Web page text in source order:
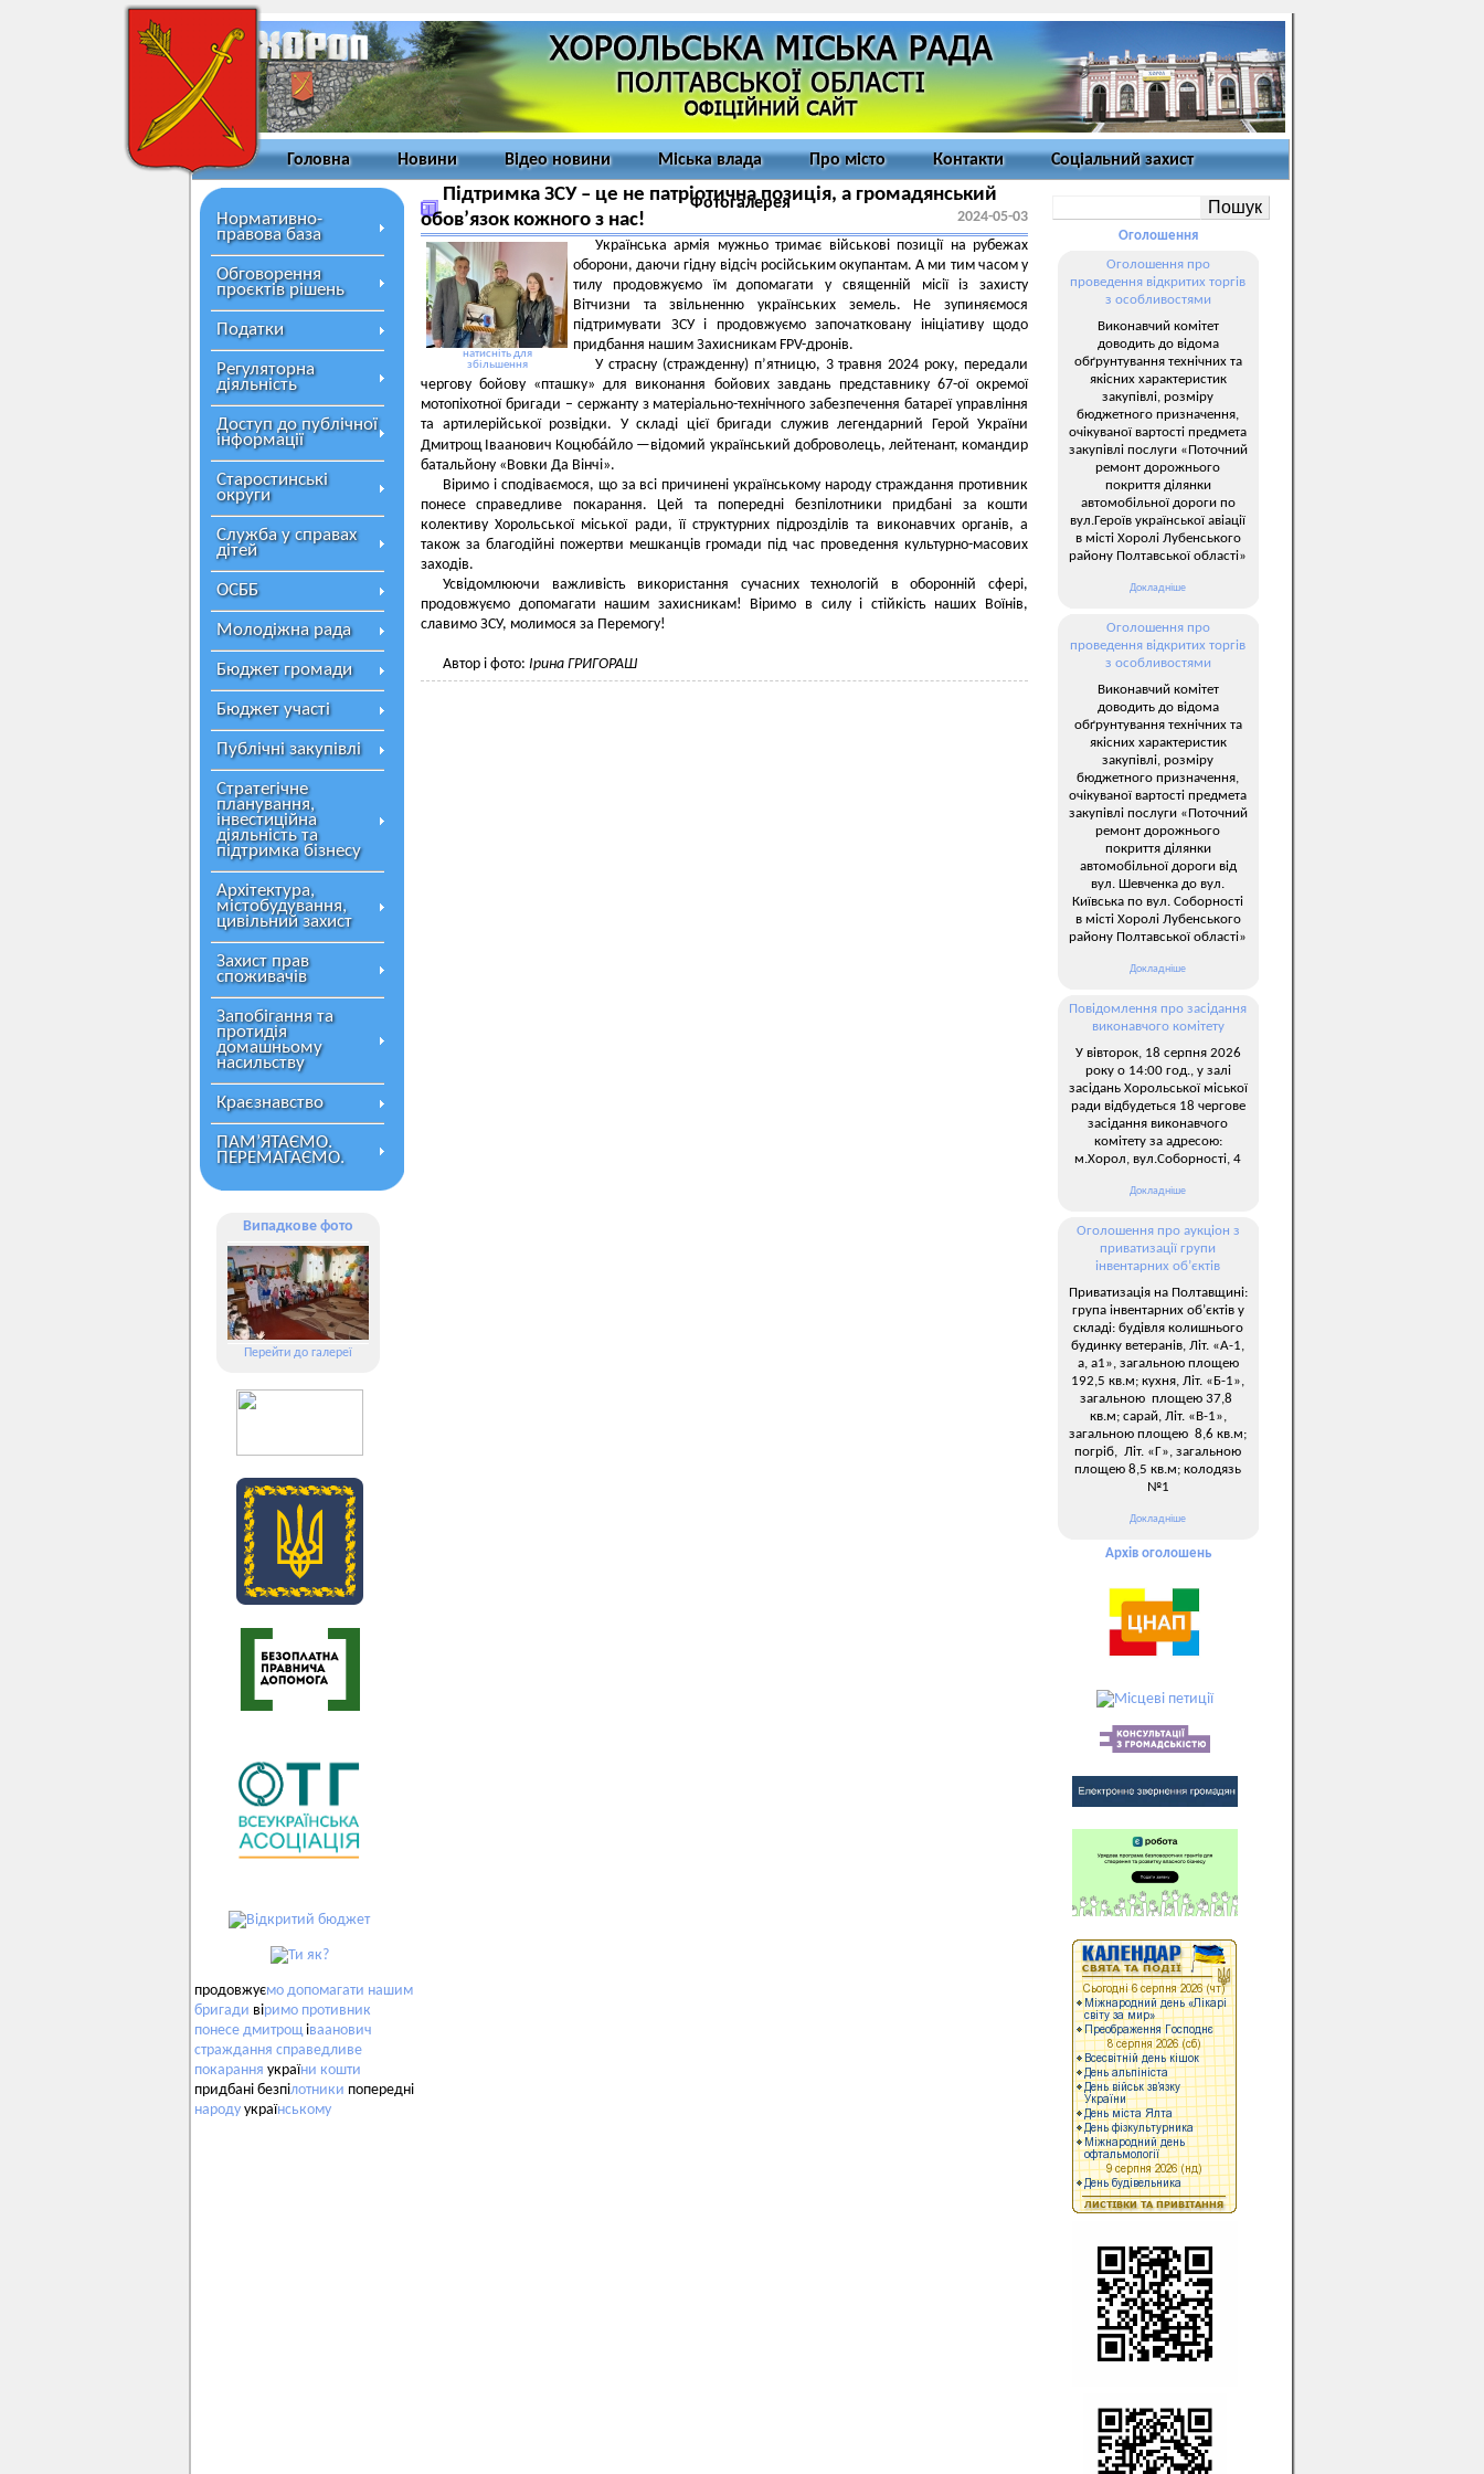
Головна Новини Відео новини Міська влада Про місто Контакти Соціальний захист
Фотогалерея
Нормативно-
правова база
Обговорення
проєктів рішень
Податки
Регуляторна
діяльність
Доступ до публічної
інформації
Старостинські
округи
Служба у справах
дітей
ОСББ
Молодіжна рада
Бюджет громади
Бюджет участі
Публічні закупівлі
Стратегічне
планування,
інвестиційна
діяльність та
підтримка бізнесу
Архітектура,
містобудування,
цивільний захист
Захист прав
споживачів
Запобігання та
протидія
домашньому
насильству
Краєзнавство
ПАМ’ЯТАЄМО.
ПЕРЕМАГАЄМО.
Випадкове фото
Перейти до галереї
продовжуємо допомагати нашим
бригади віримо противник
понесе дмитрощіваанович
страждання справедливе
покарання україни кошти
придбані безпілотники попередні
народу українському
Підтримка ЗСУ – це не патріотична позиція, а громадянський
обов’язок кожного з нас!
2024-05-03
натисніть для
збільшення
Українська армія мужньо тримає військові позиції на рубежах
оборони, даючи гідну відсіч російським окупантам. А ми тим часом у
тилу продовжуємо їм допомагати у священній місії із захисту
Вітчизни та звільненню українських земель. Не зупиняємося
підтримувати ЗСУ і продовжуємо започатковану ініціативу щодо
придбання нашим Захисникам FPV-дронів.
У страсну (стражденну) п’ятницю, 3 травня 2024 року, передали
чергову бойову «пташку» для виконання бойових завдань представнику 67-ої окремої
мотопіхотної бригади – сержанту з матеріально-технічного забезпечення батареї управління
та артилерійської розвідки. У складі цієї бригади служив легендарний Герой України
Дмитрощ Іваанович Коцюба́йло —відомий український доброволець, лейтенант, командир
батальйону «Вовки Да Вінчі».
Віримо і сподіваємося, що за всі причинені українському народу страждання противник
понесе справедливе покарання. Цей та попередні безпілотники придбані за кошти
колективу Хорольської міської ради, її структурних підрозділів та виконавчих органів, а
також за благодійні пожертви мешканців громади під час проведення культурно-масових
заходів.
Усвідомлюючи важливість використання сучасних технологій в оборонній сфері,
продовжуємо допомагати нашим захисникам! Віримо в силу і стійкість наших Воїнів,
славимо ЗСУ, молимося за Перемогу!
Автор і фото: Ірина ГРИГОРАШ
Оголошення
Оголошення про
проведення відкритих торгів
з особливостями
Виконавчий комітет
доводить до відома
обґрунтування технічних та
якісних характеристик
закупівлі, розміру
бюджетного призначення,
очікуваної вартості предмета
закупівлі послуги «Поточний
ремонт дорожнього
покриття ділянки
автомобільної дороги по
вул.Героїв української авіації
в місті Хоролі Лубенського
району Полтавської області»
Докладніше
Оголошення про
проведення відкритих торгів
з особливостями
Виконавчий комітет
доводить до відома
обґрунтування технічних та
якісних характеристик
закупівлі, розміру
бюджетного призначення,
очікуваної вартості предмета
закупівлі послуги «Поточний
ремонт дорожнього
покриття ділянки
автомобільної дороги від
вул. Шевченка до вул.
Київська по вул. Соборності
в місті Хоролі Лубенського
району Полтавської області»
Докладніше
Повідомлення про засідання
виконавчого комітету
У вівторок, 18 серпня 2026
року о 14:00 год., у залі
засідань Хорольської міської
ради відбудеться 18 чергове
засідання виконавчого
комітету за адресою:
м.Хорол, вул.Соборності, 4
Докладніше
Оголошення про аукціон з
приватизації групи
інвентарних об’єктів
Приватизація на Полтавщині:
група інвентарних об’єктів у
складі: будівля колишнього
будинку ветеранів, Літ. «А-1,
а, а1», загальною площею
192,5 кв.м; кухня, Літ. «Б-1»,
загальною площею 37,8
кв.м; сарай, Літ. «В-1»,
загальною площею 8,6 кв.м;
погріб, Літ. «Г», загальною
площею 8,5 кв.м; колодязь
№1
Докладніше
Архів оголошень